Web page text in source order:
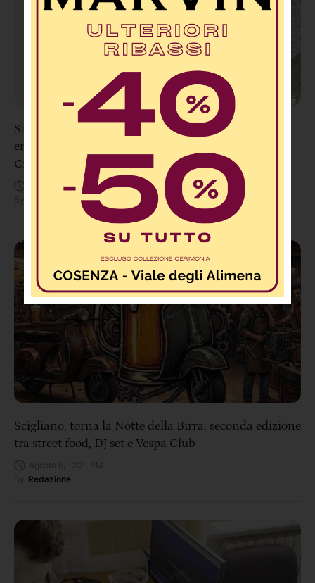
Sangineto presenta “Borgo Vivo”: sport, cultura ed
enogastronomia con la Sagra della Pitta Fritta e la
Ciclo‑Degustazione
Agosto 6, 12:39 PM
Scigliano, torna la Notte della Birra: seconda edizione
tra street food, DJ set e Vespa Club
Redazione